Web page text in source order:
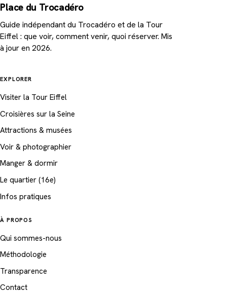
Place du Trocadéro
Guide indépendant du Trocadéro et de la Tour
Eiffel : que voir, comment venir, quoi réserver. Mis
à jour en 2026.
EXPLORER
Visiter la Tour Eiffel
Croisières sur la Seine
Attractions & musées
Voir & photographier
Manger & dormir
Le quartier (16e)
Infos pratiques
À PROPOS
Qui sommes-nous
Méthodologie
Transparence
Contact